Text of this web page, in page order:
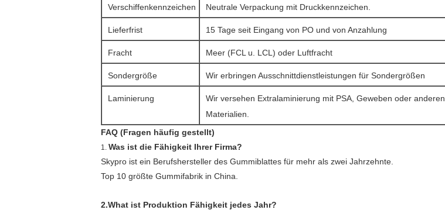
Verschiffenkennzeichen Neutrale Verpackung mit Druckkennzeichen.
Lieferfrist 15 Tage seit Eingang von PO und von Anzahlung
Fracht Meer (FCL u. LCL) oder Luftfracht
Sondergröße Wir erbringen Ausschnittdienstleistungen für Sondergrößen
Laminierung
Wir versehen Extralaminierung mit PSA, Geweben oder anderen
Materialien.
FAQ (Fragen häufig gestellt)
1. Was ist die Fähigkeit Ihrer Firma?
Skypro ist ein Berufshersteller des Gummiblattes für mehr als zwei Jahrzehnte.
Top 10 größte Gummifabrik in China.
2.What ist Produktion Fähigkeit jedes Jahr?